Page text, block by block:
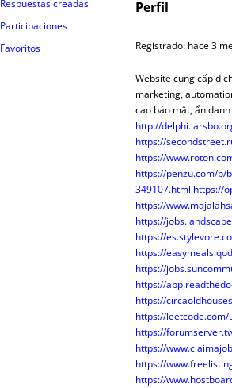
A MANO
SUCESIONES
LH Y
Respuestas creadas
Participaciones
Favoritos
Perfil
Registrado: hace 3
Website cung cấp
marketing,
cao bảo mật, ẩn
http://
https://
https://
https://penzu.com/p/
349107.html https://
https://
https://
https://
https://
https://
https://
https://
https://
https://
https://
https://
https://